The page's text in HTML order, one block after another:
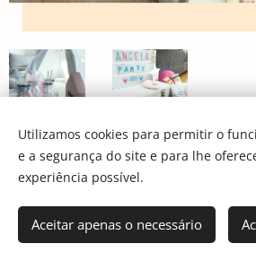
O tema Dream, transporta-nos para
Rule" é o mood deste cenário!
Utilizamos cookies para permitir o
e a segurança do site e para lhe
experiência possível.
Aceitar apenas o necessário